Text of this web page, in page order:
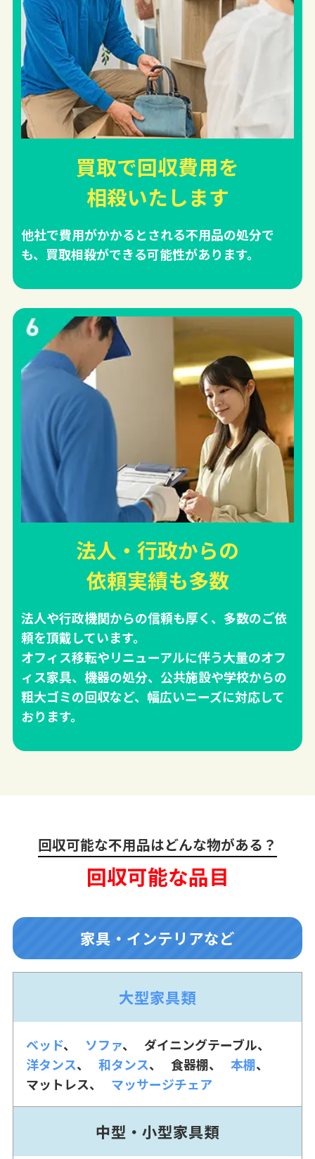
買取で回収費用を
相殺いたします
他社で費用がかかるとされる不用品の処分で
も、買取相殺ができる可能性があります。
法人・行政からの
依頼実績も多数
法人や行政機関からの信頼も厚く、多数のご依
頼を頂戴しています。
オフィス移転やリニューアルに伴う大量のオフ
ィス家具、機器の処分、公共施設や学校からの
粗大ゴミの回収など、幅広いニーズに対応して
おります。
回収可能な不用品はどんな物がある？
回収可能な品目
家具・インテリアなど
大型家具類
ベッド ソファ
ダイニングテーブル
洋タンス
和タンス 食器棚
本棚
マットレス
マッサージチェア
中型・小型家具類